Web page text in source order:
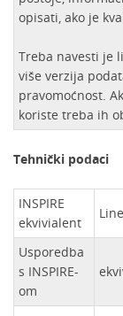
opisati, ako je
Treba navesti je
više verzija
pravomoćnost.
koriste treba ih
Tehnički podaci
INSPIRE
ekvivialent
Usporedba
s INSPIRE-
om